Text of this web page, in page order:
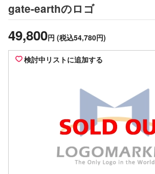
gate-earthのロゴ
49,800円 (税込54,780円)
検討中リストに追加する